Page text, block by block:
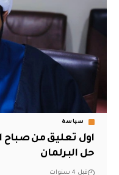
سياسة
اول تعليق من صباح
حل البرلمان
قبل 4 سنوات